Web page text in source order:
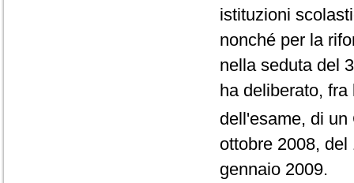
istituzioni
nonché per la
nella seduta del
ha deliberato,
dell'esame, di
ottobre 2008,
gennaio 2009.